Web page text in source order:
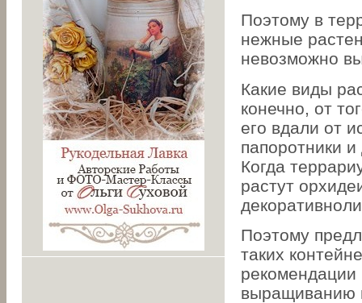
Поэтому в
нежные
невозможно
Какие виды
конечно, от
его вдали от
папоротники
Когда
растут
Поэтому
таких
рекомендации
выращиванию